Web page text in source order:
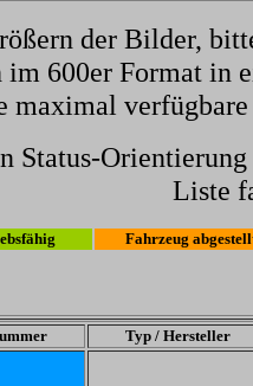
der Bilder,
im 600er Format in
maximal
Status-
Liste
Fahrzeug
Typ / Hersteller